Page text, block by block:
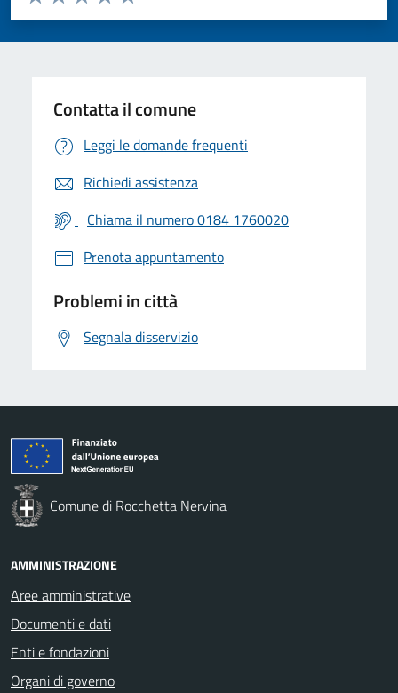
Valuta 5 stelle su 5
Valuta 4 stelle su 5
Valuta 3 stelle su 5
Valuta 2 stelle su 5
Valuta 1 stelle su 5
Contatta il comune
Leggi le domande frequenti
Richiedi assistenza
Chiama il numero 0184 1760020
Prenota appuntamento
Problemi in città
Segnala disservizio
Comune di Rocchetta Nervina
AMMINISTRAZIONE
Aree amministrative
Documenti e dati
Enti e fondazioni
Organi di governo